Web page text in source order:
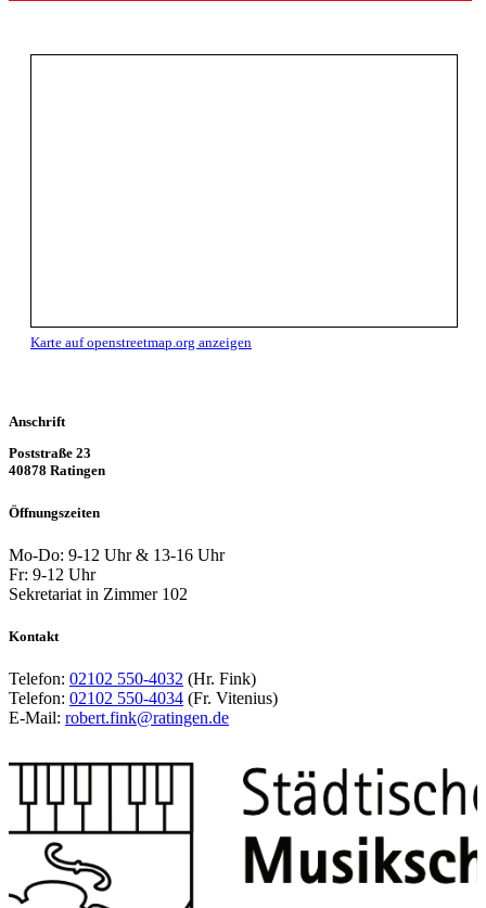
Karte auf openstreetmap.org anzeigen
Anschrift
Poststraße 23
40878 Ratingen
Öffnungszeiten
Mo-Do: 9-12 Uhr & 13-16 Uhr
Fr: 9-12 Uhr
Sekretariat in Zimmer 102
Kontakt
Telefon: 02102 550-4032 (Hr. Fink)
Telefon: 02102 550-4034 (Fr. Vitenius)
E-Mail: robert.fink@ratingen.de